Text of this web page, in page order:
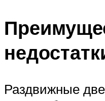
Раздвижные